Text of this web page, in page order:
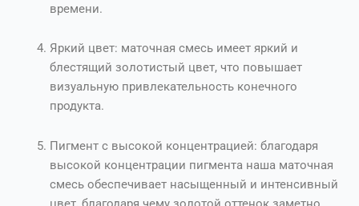
времени.
Яркий цвет: маточная смесь имеет яркий и
блестящий золотистый цвет, что повышает
визуальную привлекательность конечного
продукта.
Пигмент с высокой концентрацией: благодаря
высокой концентрации пигмента наша маточная
смесь обеспечивает насыщенный и интенсивный